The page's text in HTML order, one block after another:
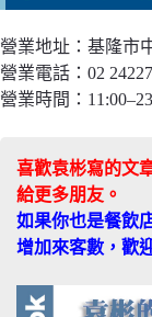
營業地址：基隆市
營業電話：02
營業時間：
喜歡袁彬寫的文
給更多朋友。
如果你也是餐飲
增加來客數，歡